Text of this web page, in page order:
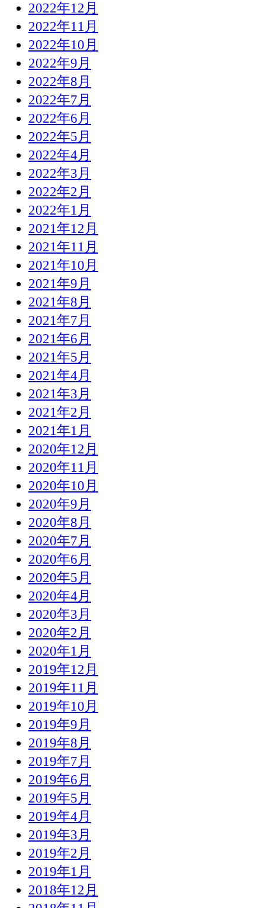
2022年12月
2022年11月
2022年10月
2022年9月
2022年8月
2022年7月
2022年6月
2022年5月
2022年4月
2022年3月
2022年2月
2022年1月
2021年12月
2021年11月
2021年10月
2021年9月
2021年8月
2021年7月
2021年6月
2021年5月
2021年4月
2021年3月
2021年2月
2021年1月
2020年12月
2020年11月
2020年10月
2020年9月
2020年8月
2020年7月
2020年6月
2020年5月
2020年4月
2020年3月
2020年2月
2020年1月
2019年12月
2019年11月
2019年10月
2019年9月
2019年8月
2019年7月
2019年6月
2019年5月
2019年4月
2019年3月
2019年2月
2019年1月
2018年12月